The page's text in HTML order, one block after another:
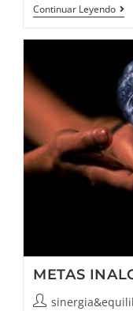
Continuar Leyendo
Algo
METAS
Autor